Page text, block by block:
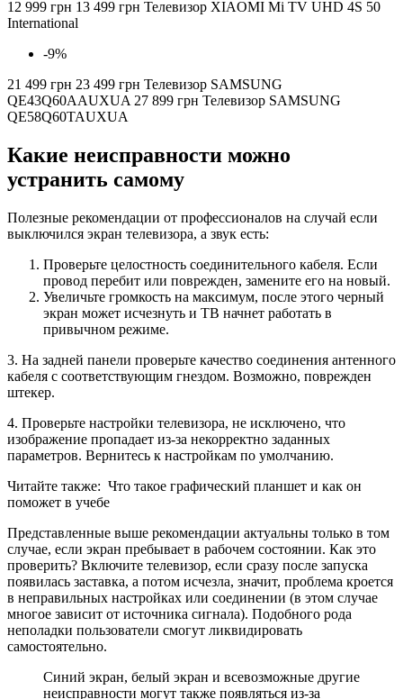
12 999 грн 13 499 грн Телевизор XIAOMI Mi TV UHD 4S 50
International
-9%
21 499 грн 23 499 грн Телевизор SAMSUNG
QE43Q60AAUXUA 27 899 грн Телевизор SAMSUNG
QE58Q60TAUXUA
Какие неисправности можно
устранить самому
Полезные рекомендации от профессионалов на случай если
выключился экран телевизора, а звук есть:
Проверьте целостность соединительного кабеля. Если
провод перебит или поврежден, замените его на новый.
Увеличьте громкость на максимум, после этого черный
экран может исчезнуть и ТВ начнет работать в
привычном режиме.
3. На задней панели проверьте качество соединения антенного
кабеля с соответствующим гнездом. Возможно, поврежден
штекер.
4. Проверьте настройки телевизора, не исключено, что
изображение пропадает из-за некорректно заданных
параметров. Вернитесь к настройкам по умолчанию.
Читайте также: Что такое графический планшет и как он
поможет в учебе
Представленные выше рекомендации актуальны только в том
случае, если экран пребывает в рабочем состоянии. Как это
проверить? Включите телевизор, если сразу после запуска
появилась заставка, а потом исчезла, значит, проблема кроется
в неправильных настройках или соединении (в этом случае
многое зависит от источника сигнала). Подобного рода
неполадки пользователи смогут ликвидировать
самостоятельно.
Синий экран, белый экран и всевозможные другие
неисправности могут также появляться из-за